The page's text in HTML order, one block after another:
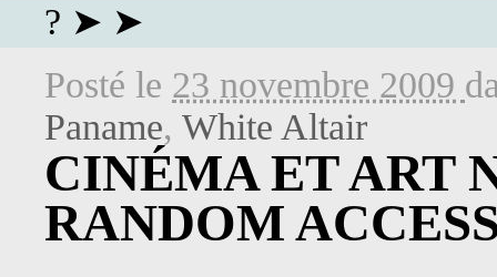
? ➤ ➤
Posté le 23 novembre 2009
Paname, White Altair
CINÉMA ET ART
RANDOM